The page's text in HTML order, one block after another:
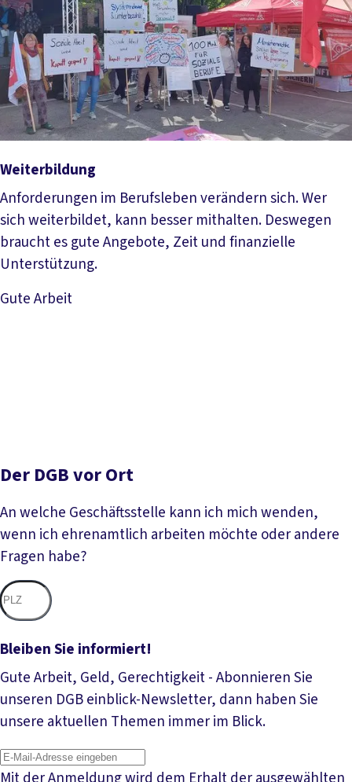
Weiterbildung
Anforderungen im Berufsleben verändern sich. Wer
sich weiterbildet, kann besser mithalten. Deswegen
braucht es gute Angebote, Zeit und finanzielle
Unterstützung.
Gute Arbeit
Der DGB vor Ort
An welche Geschäftsstelle kann ich mich wenden,
wenn ich ehrenamtlich arbeiten möchte oder andere
Fragen habe?
Bleiben Sie informiert!
Gute Arbeit, Geld, Gerechtigkeit - Abonnieren Sie
unseren DGB einblick-Newsletter, dann haben Sie
unsere aktuellen Themen immer im Blick.